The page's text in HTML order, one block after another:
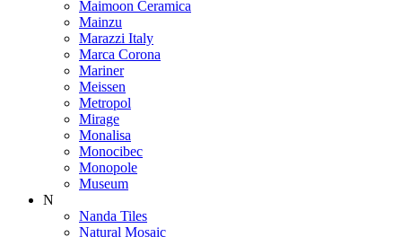
Maimoon Ceramica
Mainzu
Marazzi Italy
Marca Corona
Mariner
Meissen
Metropol
Mirage
Monalisa
Monocibec
Monopole
Museum
N
Nanda Tiles
Natural Mosaic